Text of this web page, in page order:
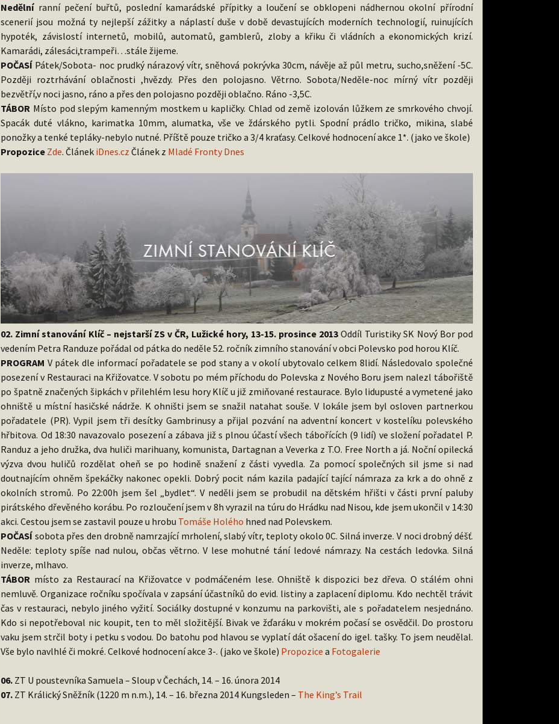
Nedělníranní pečení buřtů, poslední kamarádské přípitky a loučení se obklopeni nádhernou okolní přírodní
scenerií jsou možná ty nejlepší zážitky a náplastí duše v době devastujících moderních technologií, ruinujících
hypoték, závislostí internetů, mobilů, automatů, gamblerů, zloby a křiku či vládních a ekonomických krizí.
Kamarádi, zálesáci,trampeři…stále žijeme.
POČASÍ Pátek/Sobota- noc prudký nárazový vítr, sněhová pokrývka 30cm, návěje až půl metru, sucho,sněžení -5C.
Později roztrhávání oblačnosti ,hvězdy. Přes den polojasno. Větrno. Sobota/Neděle-noc mírný vítr později
bezvětří,v noci jasno, ráno a přes den polojasno později oblačno. Ráno -3,5C.
TÁBOR Místo pod slepým kamenným mostkem u kapličky. Chlad od země izolován lůžkem ze smrkového chvojí.
Spacák duté vlákno, karimatka 10mm, alumatka, vše ve ždárského pytli. Spodní prádlo tričko, mikina, slabé
ponožky a tenké tepláky-nebylo nutné. Příště pouze tričko a 3/4 kraťasy. Celkové hodnocení akce 1*. (jako ve škole)
Propozice Zde. Článek iDnes.cz Článek z Mladé Fronty Dnes
02. Zimní stanování Klíč – nejstarší ZS v ČR, Lužické hory, 13-15. prosince 2013 Oddíl Turistiky SK Nový Bor pod
vedením Petra Randuze pořádal od pátka do neděle 52. ročník zimního stanování v obci Polevsko pod horou Klíč.
PROGRAM V pátek dle informací pořadatele se pod stany a v okolí ubytovalo celkem 8lidí. Následovalo společné
posezení v Restauraci na Křižovatce. V sobotu po mém příchodu do Polevska z Nového Boru jsem nalezl tábořiště
po špatně značených šipkách v přilehlém lesu hory Klíč u již zmiňované restaurace. Bylo lidupusté a vymetené jako
ohniště u místní hasičské nádrže. K ohništi jsem se snažil natahat souše. V lokále jsem byl osloven partnerkou
pořadatele (PR). Vypil jsem tři desítky Gambrinusy a přijal pozvání na adventní koncert v kostelíku polevského
hřbitova. Od 18:30 navazovalo posezení a zábava již s plnou účastí všech tábořících (9 lidí) ve složení pořadatel P.
Randuz a jeho družka, dva huliči marihuany, komunista, Dartagnan a Veverka z T.O. Free North a já. Noční opilecká
výzva dvou huličů rozdělat oheň se po hodině snažení z části vyvedla. Za pomocí společných sil jsme si nad
doutnajícím ohněm špekáčky nakonec opekli. Dobrý pocit nám kazila padající tající námraza za krk a do ohně z
okolních stromů. Po 22:00h jsem šel „bydlet“. V neděli jsem se probudil na dětském hřišti v části první paluby
pirátského dřevěného korábu. Po rozloučení jsem v 8h vyrazil na túru do Hrádku nad Nisou, kde jsem ukončil v 14:30
akci. Cestou jsem se zastavil pouze u hrobu Tomáše Holého hned nad Polevskem.
POČASÍ sobota přes den drobně namrzající mrholení, slabý vítr, teploty okolo 0C. Silná inverze. V noci drobný déšť.
Neděle: teploty spíše nad nulou, občas větrno. V lese mohutné tání ledové námrazy. Na cestách ledovka. Silná
inverze, mlhavo.
TÁBOR místo za Restaurací na Křižovatce v podmáčeném lese. Ohniště k dispozici bez dřeva. O stálém ohni
nemluvě. Organizace ročníku spočívala v zapsání účastníků do evid. listiny a zaplacení diplomu. Kdo nechtěl trávit
čas v restauraci, nebylo jiného vyžití. Sociálky dostupné v konzumu na parkovišti, ale s pořadatelem nesjednáno.
Kdo si nepotřeboval nic koupit, ten to měl složitější. Bivak ve žďaráku v mokrém počasí se osvědčil. Do prostoru
vaku jsem strčil boty i petku s vodou. Do batohu pod hlavou se vyplatí dát ošacení do igel. tašky. To jsem neudělal.
Vše bylo navlhlé či mokré. Celkové hodnocení akce 3-. (jako ve škole) Propozice a Fotogalerie
06. ZT U poustevníka Samuela – Sloup v Čechách, 14. – 16. února 2014
07. ZT Králický Sněžník (1220 m n.m.), 14. – 16. března 2014 Kungsleden – The King’s Trail